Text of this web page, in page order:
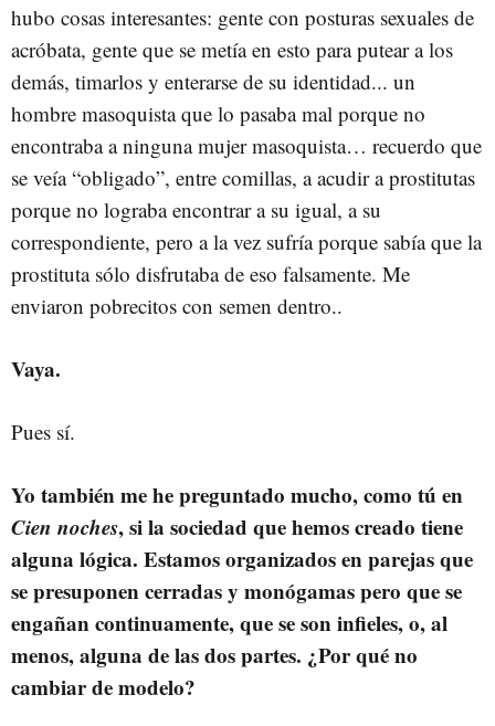
hubo cosas interesantes: gente con posturas sexuales de
acróbata, gente que se metía en esto para putear a los
demás, timarlos y enterarse de su identidad... un
hombre masoquista que lo pasaba mal porque no
encontraba a ninguna mujer masoquista… recuerdo que
se veía “obligado”, entre comillas, a acudir a prostitutas
porque no lograba encontrar a su igual, a su
correspondiente, pero a la vez sufría porque sabía que la
prostituta sólo disfrutaba de eso falsamente. Me
enviaron pobrecitos con semen dentro..
Vaya.
Pues sí.
Yo también me he preguntado mucho, como tú en
Cien noches, si la sociedad que hemos creado tiene
alguna lógica. Estamos organizados en parejas que
se presuponen cerradas y monógamas pero que se
engañan continuamente, que se son infieles, o, al
menos, alguna de las dos partes. ¿Por qué no
cambiar de modelo?